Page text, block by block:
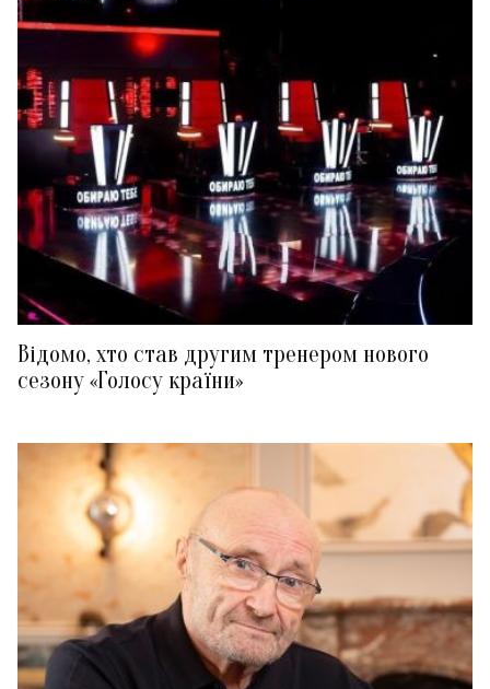
Відомо, хто став другим тренером нового
сезону «Голосу країни»